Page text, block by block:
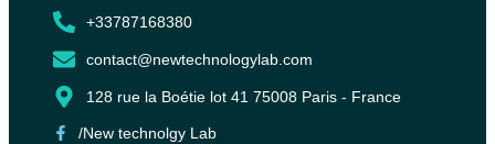
+33787168380
contact@newtechnologylab.com
128 rue la Boétie lot 41 75008 Paris - France
/New technolgy Lab